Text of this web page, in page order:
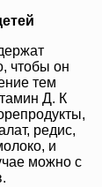
чтобы он
тем
Д. К
редис,
и
можно с